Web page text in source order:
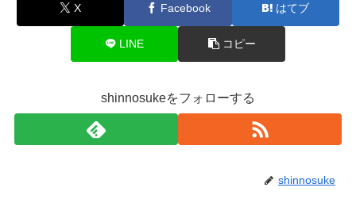
X Facebook はてブ
LINE コピー
shinnosukeをフォローする
shinnosuke